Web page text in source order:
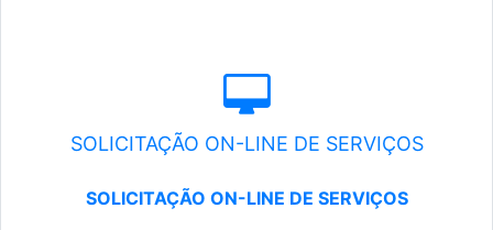
SOLICITAÇÃO ON-LINE DE SERVIÇOS
SOLICITAÇÃO ON-LINE DE SERVIÇOS